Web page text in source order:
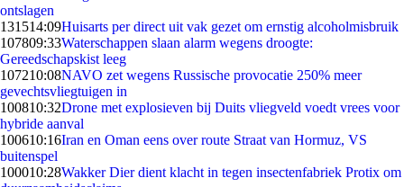
ontslagen
131514:09Huisarts per direct uit vak gezet om ernstig alcoholmisbruik
107809:33Waterschappen slaan alarm wegens droogte:
Gereedschapskist leeg
107210:08NAVO zet wegens Russische provocatie 250% meer
gevechtsvliegtuigen in
100810:32Drone met explosieven bij Duits vliegveld voedt vrees voor
hybride aanval
100610:16Iran en Oman eens over route Straat van Hormuz, VS
buitenspel
100010:28Wakker Dier dient klacht in tegen insectenfabriek Protix om